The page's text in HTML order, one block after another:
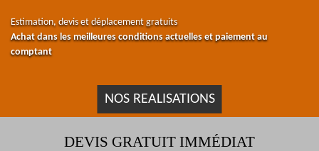
Estimation, devis et déplacement gratuits
Achat dans les meilleures conditions actuelles et paiement au
comptant
NOS REALISATIONS
DEVIS GRATUIT IMMÉDIAT